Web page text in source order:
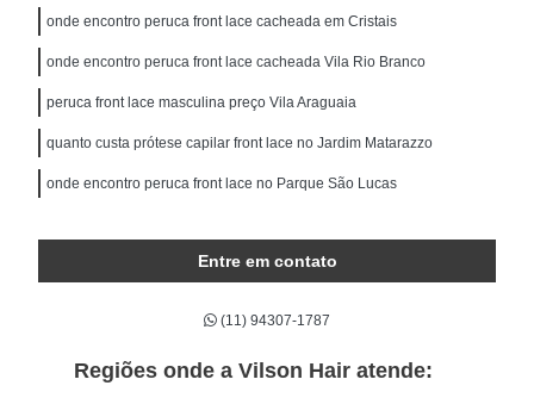
onde encontro peruca front lace cacheada em Cristais
onde encontro peruca front lace cacheada Vila Rio Branco
peruca front lace masculina preço Vila Araguaia
quanto custa prótese capilar front lace no Jardim Matarazzo
onde encontro peruca front lace no Parque São Lucas
Entre em contato
(11) 94307-1787
Regiões onde a Vilson Hair atende: